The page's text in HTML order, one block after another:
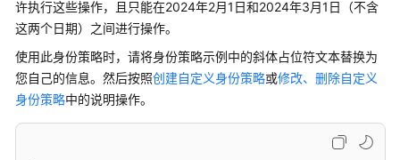
通
用
参
考
许执行这些操作，且只能在2024年2月1日和2024年3月1日（不含
这两个日期）之间进行操作。
使用此身份策略时，请将身份策略示例中的斜体占位符文本替换为
您自己的信息。然后按照创建自定义身份策略或修改、删除自定义
身份策略中的说明操作。